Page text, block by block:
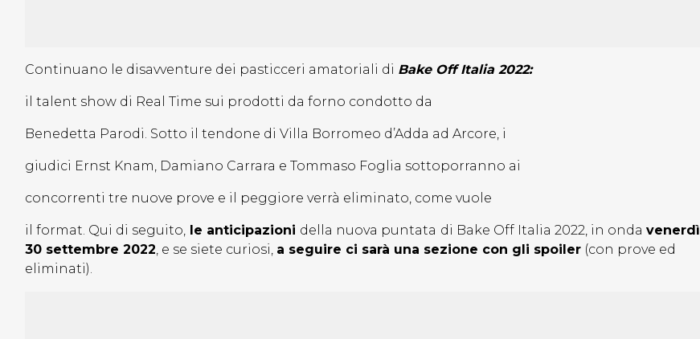
Continuano le disavventure dei pasticceri amatoriali di Bake Off Italia 2022:
il talent show di Real Time sui prodotti da forno condotto da
Benedetta Parodi. Sotto il tendone di Villa Borromeo d’Adda ad Arcore, i
giudici Ernst Knam, Damiano Carrara e Tommaso Foglia sottoporranno ai
concorrenti tre nuove prove e il peggiore verrà eliminato, come vuole
il format. Qui di seguito, le anticipazioni della nuova puntata di Bake Off Italia 2022, in onda venerdì
30 settembre 2022, e se siete curiosi, a seguire ci sarà una sezione con gli spoiler (con prove ed
eliminati).